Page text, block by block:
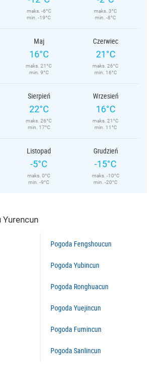
maks. -6°C
min. -19°C
maks. 3°C
min. -8°C
Maj
16°C
maks. 21°C
min. 9°C
Czerwiec
21°C
maks. 26°C
min. 16°C
Sierpień
22°C
maks. 26°C
min. 17°C
Wrzesień
16°C
maks. 21°C
min. 11°C
Listopad
-5°C
maks. 0°C
min. -9°C
Grudzień
-15°C
maks. -10°C
min. -20°C
Pogoda Fengshoucun
Pogoda Yubincun
Pogoda Ronghuacun
Pogoda Yuejincun
Pogoda Fumincun
Pogoda Sanlincun